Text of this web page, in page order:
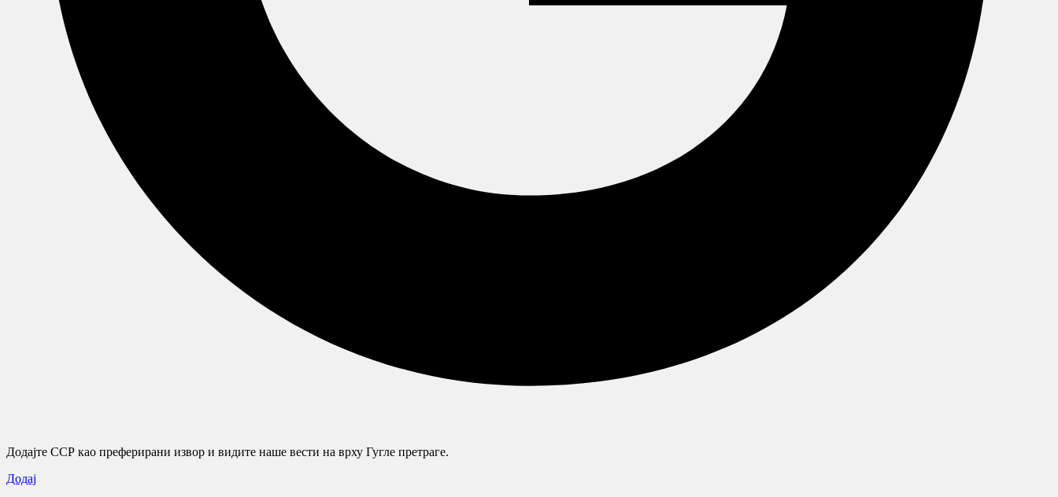
Додајте ССР као преферирани извор и видите наше вести на врху Гугле претраге.
Додај